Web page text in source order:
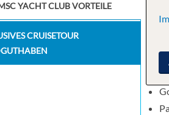
YACHT CLUB VORTEILE
CRUISETOUR